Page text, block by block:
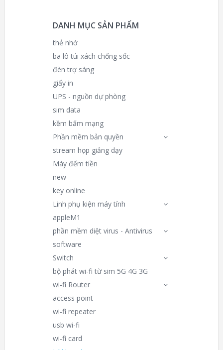
DANH MỤC SẢN PHẨM
thẻ nhớ
ba lô túi xách chống sốc
đèn trợ sáng
giấy in
UPS - nguồn dự phòng
sim data
kềm bấm mạng
Phần mềm bản quyền
stream họp giảng dạy
Máy đếm tiền
new
key online
Linh phụ kiện máy tính
appleM1
phần mềm diệt virus - Antivirus
software
Switch
bộ phát wi-fi từ sim 5G 4G 3G
wi-fi Router
access point
wi-fi repeater
usb wi-fi
wi-fi card